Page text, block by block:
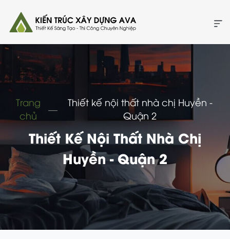
Trang
chủ
―
Thiết kế nội thất nhà chị Huyền -
Quận 2
Thiết Kế Nội Thất Nhà Chị
Huyền - Quận 2